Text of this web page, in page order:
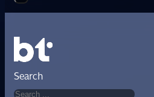
Search